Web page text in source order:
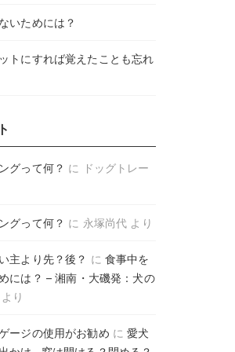
いためには？
トにすれば覚えたことも忘れ
グって何？ に
ドッグトレー
グって何？ に 永塚尚代 より
主より先？後？ に 食事中を
には？ – 湘南・大磯発：犬の
より
ージの使用がお勧め に愛犬